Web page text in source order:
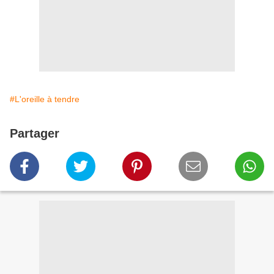
#L'oreille à tendre
Partager